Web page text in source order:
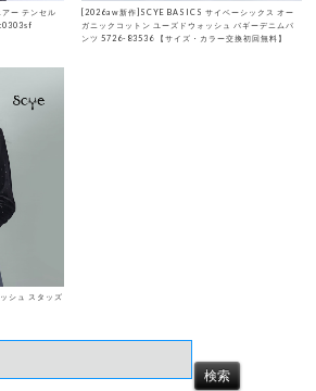
ー テンセル
[2026aw新作]SCYE BASICS サイベーシックス オー
ガニックコットン ユーズドウォッシュ バギーデニムパ
ンツ 5726-83536 【サイズ・カラー交換初回無料】
シュ スタッズ